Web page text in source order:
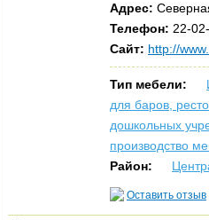
Адрес:
Телефон: 22-
Сайт: http://
Тип мебели:
для баров,
дошкольных
производство
Район:
Оставить отзыв